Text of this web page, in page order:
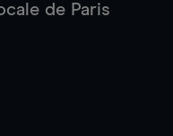
de Paris